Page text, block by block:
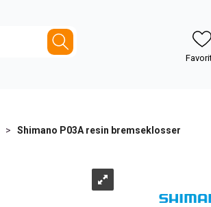
> Shimano P03A resin bremseklosser